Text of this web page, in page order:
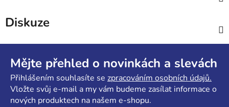
Diskuze
Mějte přehled o novinkách a slevách
Přihlášením souhlasíte se zpracováním osobních údajů.
Vložte svůj e-mail a my vám budeme zasílat informace o
nových produktech na našem e-shopu.